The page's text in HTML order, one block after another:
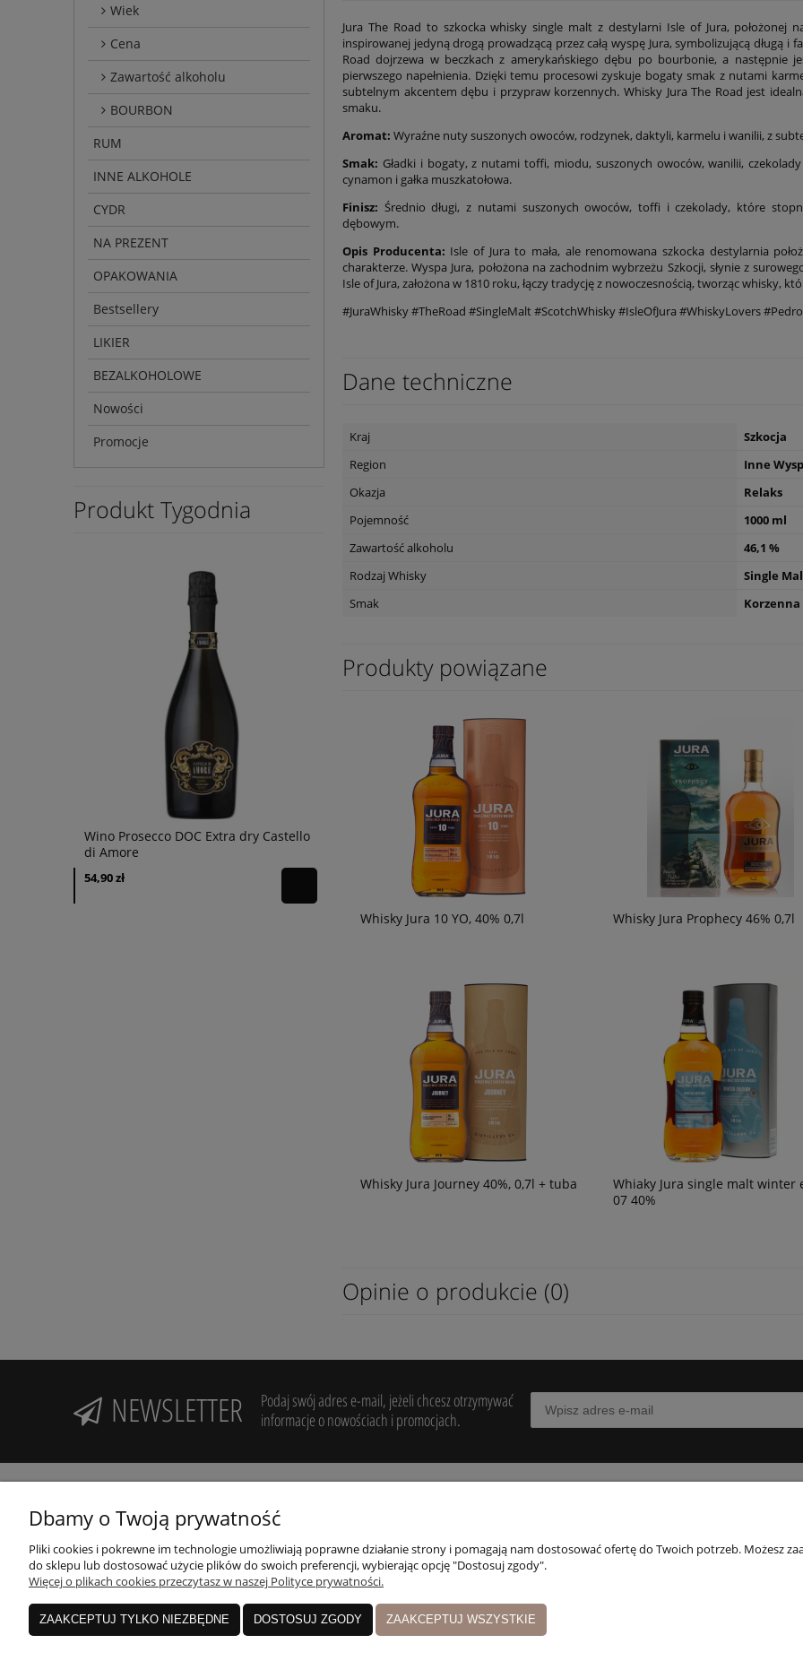
Wiek
Cena
Zawartość alkoholu
BOURBON
RUM
INNE ALKOHOLE
CYDR
NA PREZENT
OPAKOWANIA
Bestsellery
LIKIER
BEZALKOHOLOWE
Nowości
Promocje
Produkt Tygodnia
Wino Prosecco DOC Extra dry Castello
di Amore
54,90 zł
Wino Oh Sister Blanco 0,75l Wino Oh Sister Tinto 0,75l
Jura The Road to szkocka whisky single malt z destylarni Isle of Jura, położonej
inspirowanej jedyną drogą prowadzącą przez całą wyspę Jura, symbolizującą długą
Road dojrzewa w beczkach z amerykańskiego dębu po bourbonie, a następnie
pierwszego napełnienia. Dzięki temu procesowi zyskuje bogaty smak z nutami
subtelnym akcentem dębu i przypraw korzennych. Whisky Jura The Road jest
smaku.
Aromat: Wyraźne nuty suszonych owoców, rodzynek, daktyli, karmelu i wanilii, z
Smak: Gładki i bogaty, z nutami toffi, miodu, suszonych owoców, wanilii,
cynamon i gałka muszkatołowa.
Finisz: Średnio długi, z nutami suszonych owoców, toffi i czekolady, które
dębowym.
Opis Producenta: Isle of Jura to mała, ale renomowana szkocka destylarnia
charakterze. Wyspa Jura, położona na zachodnim wybrzeżu Szkocji, słynie z
Isle of Jura, założona w 1810 roku, łączy tradycję z nowoczesnością, tworząc whisky,
#JuraWhisky #TheRoad #SingleMalt #ScotchWhisky #IsleOfJura #WhiskyLovers
Dane techniczne
Kraj
Szkocja
Region
Inne
Okazja
Relaks
Pojemność
1000 ml
Zawartość alkoholu
46,1 %
Rodzaj Whisky
Single
Smak
Korzenna
Produkty powiązane
Whisky Jura 10 YO, 40% 0,7l Whisky Jura Prophecy 46% 0,7l
Whisky Jura Journey 40%, 0,7l + tuba
Whiaky Jura single malt winter
07 40%
Opinie o produkcie (0)
NEWSLETTER
Podaj swój adres e-mail, jeżeli chcesz otrzymywać
informacje o nowościach i promocjach.
Potrzebujesz pomocy? Zadzwoń!
+48 606 994 946
Nasz sklep:
Pruszków, Nowa Stacja, ul. Sienkiewicza 19
Regulaminy
Twoje zamówienia
Przechowalnia
Dbamy o Twoją prywatność
Pliki cookies i pokrewne im technologie umożliwiają poprawne działanie strony i pomagają nam dostosować ofertę do Twoich potrzeb. Możesz
do sklepu lub dostosować użycie plików do swoich preferencji, wybierając opcję "Dostosuj zgody".
Więcej o plikach cookies przeczytasz w naszej Polityce prywatności.
ZAAKCEPTUJ TYLKO NIEZBĘDNE DOSTOSUJ ZGODY ZAAKCEPTUJ WSZYSTKIE